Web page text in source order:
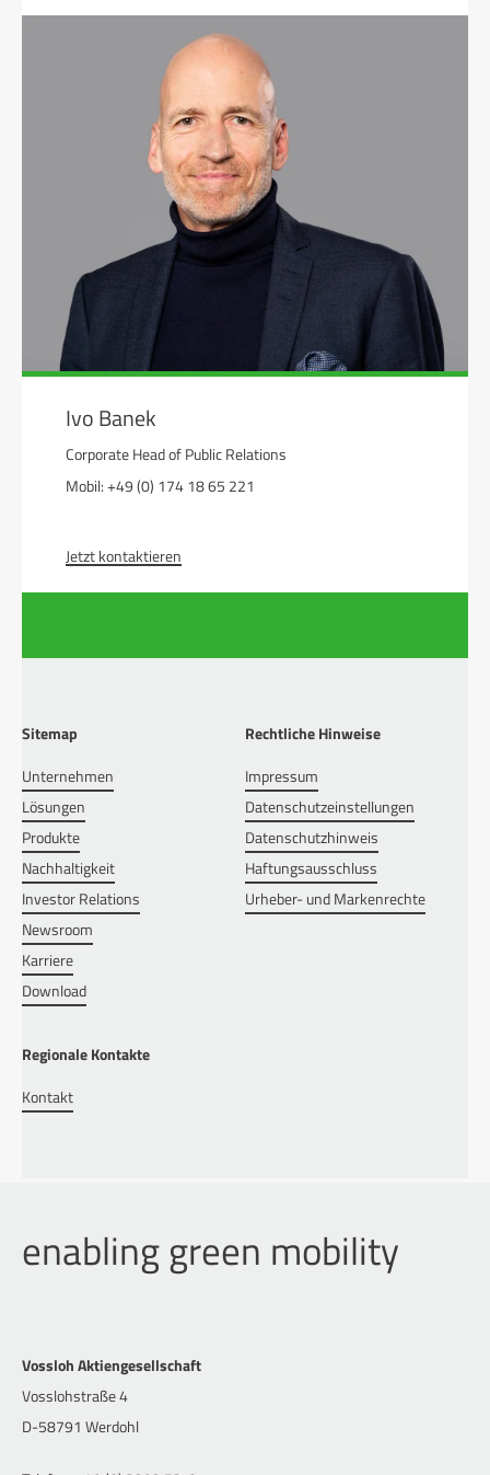
Ivo Banek
Corporate Head of Public Relations
Mobil: +49 (0) 174 18 65 221
Jetzt kontaktieren
Sitemap
Unternehmen
Lösungen
Produkte
Nachhaltigkeit
Investor Relations
Newsroom
Karriere
Download
Rechtliche Hinweise
Impressum
Datenschutzeinstellungen
Datenschutzhinweis
Haftungsausschluss
Urheber- und Markenrechte
Regionale Kontakte
Kontakt
enabling green mobility
Vossloh Aktiengesellschaft
Vosslohstraße 4
D-58791 Werdohl